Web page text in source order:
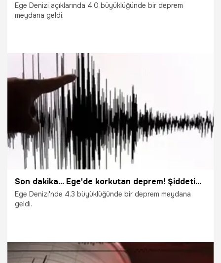
Ege Denizi açıklarında 4.0 büyüklüğünde bir deprem
meydana geldi.
15.12.2020 Gündem
Son dakika... Ege'de korkutan deprem! Şiddeti...
Ege Denizi'nde 4.3 büyüklüğünde bir deprem meydana
geldi.